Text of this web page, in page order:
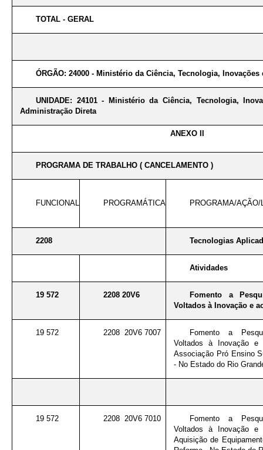
TOTAL - GERAL
ÓRGÃO: 24000 - Ministério da Ciência, Tecnologia, Inovações
UNIDADE: 24101 - Ministério da Ciência, Tecnologia,
Administração Direta
ANEXO II
PROGRAMA DE TRABALHO ( CANCELAMENTO )
FUNCIONAL PROGRAMÁTICA PROGRAMA/
2208 Tecnologias
Atividades
19 572 2208 20V6
Fomento a
Voltados à Inovação e
19 572 2208 20V6 7007
Fomento a
Voltados à Inovação e
Associação Pró Ensino
- No Estado do Rio
19 572 2208 20V6 7010
Fomento a
Voltados à Inovação e
Aquisição de